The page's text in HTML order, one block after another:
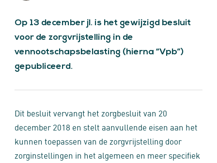
Op 13 december jl. is het gewijzigd besluit
voor de zorgvrijstelling in de
vennootschapsbelasting (hierna “Vpb”)
gepubliceerd.
Dit besluit vervangt het zorgbesluit van 20
december 2018 en stelt aanvullende eisen aan het
kunnen toepassen van de zorgvrijstelling door
zorginstellingen in het algemeen en meer specifiek